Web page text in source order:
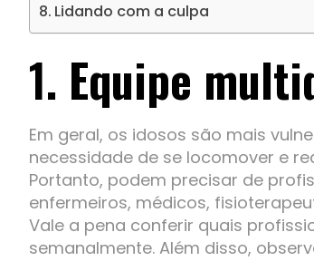
Lidando com a culpa
1. Equipe
Em geral, os idosos são mais
necessidade de se locomover e
Portanto, podem precisar de
enfermeiros, médicos,
Vale a pena conferir quais
semanalmente. Além disso,